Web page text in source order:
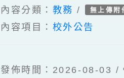
華語文教學應
一案。
內容分類： 教務 / 無上傳附
內容項目： 校外公告
發佈時間：2026-08-03 /